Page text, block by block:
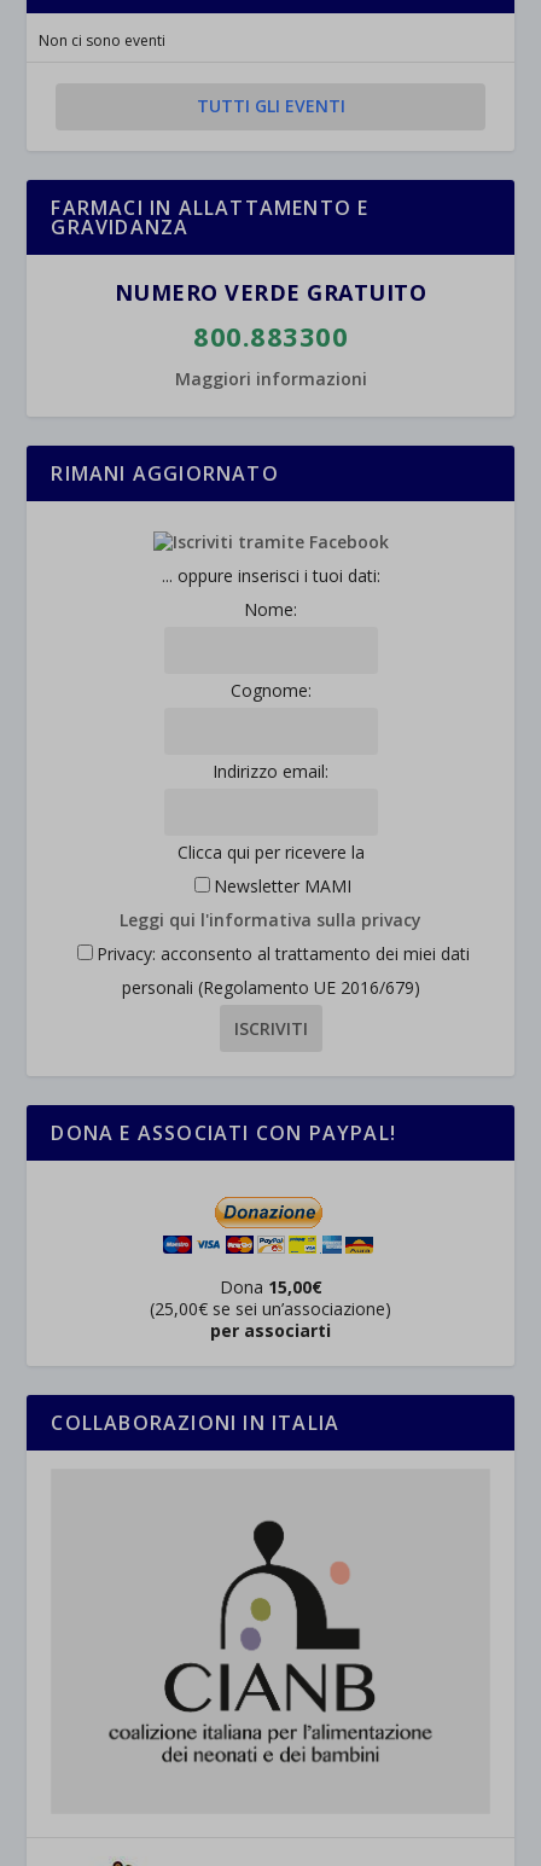
Non ci sono eventi
TUTTI GLI EVENTI
FARMACI IN ALLATTAMENTO E
GRAVIDANZA
NUMERO VERDE GRATUITO
800.883300
Maggiori informazioni
RIMANI AGGIORNATO
... oppure inserisci i tuoi dati:
Nome:
Cognome:
Indirizzo email:
Clicca qui per ricevere la
Newsletter MAMI
Leggi qui l'informativa sulla privacy
Privacy: acconsento al trattamento dei miei dati
personali (Regolamento UE 2016/679)
DONA E ASSOCIATI CON PAYPAL!
Dona 15,00€
(25,00€ se sei un’associazione)
per associarti
COLLABORAZIONI IN ITALIA